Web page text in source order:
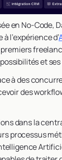
en No-Code,
l’expérience d’
et ses
à des
des
dans la
processus